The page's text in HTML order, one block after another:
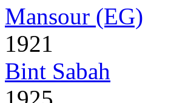
Mansour (EG)
1921
Bint Sabah